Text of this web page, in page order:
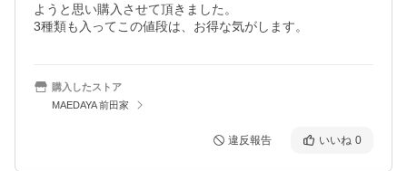
ようと思い購入させて頂きました。
3種類も入ってこの値段は、お得な気がします。
購入したストア
MAEDAYA 前田家
違反報告 いいね 0